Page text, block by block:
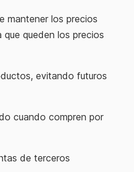
mantener los precios
queden los precios
evitando futuros
cuando compren por
de terceros